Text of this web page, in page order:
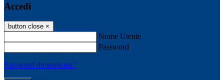
Accedi
button close ×
Nome Utente
Password
Password dimenticata?